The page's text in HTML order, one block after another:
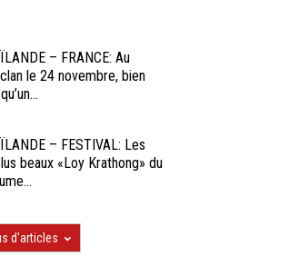
– FRANCE: Au
le 24 novembre, bien
– FESTIVAL: Les
beaux «Loy Krathong» du
d'articles